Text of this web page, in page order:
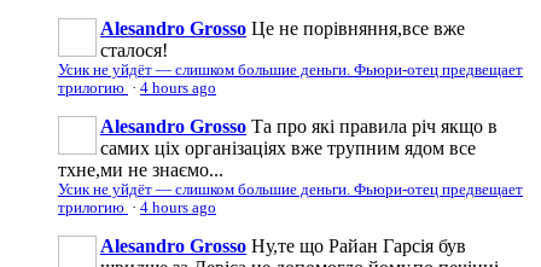
Alesandro Grosso Це не порівняння,все вже
сталося!
Усик не уйдёт — слишком большие деньги. Фьюри-отец предвещает
трилогию · 4 hours ago
Alesandro Grosso Та про які правила річ якщо в
самих ціх організаціях вже трупним ядом все
тхне,ми не знаємо...
Усик не уйдёт — слишком большие деньги. Фьюри-отец предвещает
трилогию · 4 hours ago
Alesandro Grosso Ну,те що Райан Гарсія був